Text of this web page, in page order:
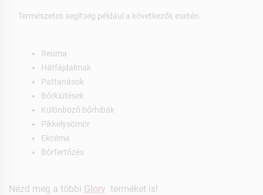
Természetes segítség például a következők esetén:
Reuma
Hátfájdalmak
Pattanások
Bőrkiütések
Különböző bőrhibák
Pikkelysömör
Ekcéma
Bőrfertőzés
Nézd meg a többi Glory terméket is!